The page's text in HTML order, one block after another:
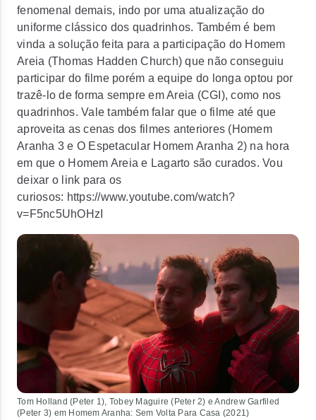
fenomenal demais, indo por uma atualização do
uniforme clássico dos quadrinhos. Também é bem
vinda a solução feita para a participação do Homem
Areia (Thomas Hadden Church) que não conseguiu
participar do filme porém a equipe do longa optou por
trazê-lo de forma sempre em Areia (CGI), como nos
quadrinhos. Vale também falar que o filme até que
aproveita as cenas dos filmes anteriores (Homem
Aranha 3 e O Espetacular Homem Aranha 2) na hora
em que o Homem Areia e Lagarto são curados. Vou
deixar o link para os
curiosos: https://www.youtube.com/watch?
v=F5nc5UhOHzI
Tom Holland (Peter 1), Tobey Maguire (Peter 2) e Andrew Garfiled
(Peter 3) em Homem Aranha: Sem Volta Para Casa (2021)